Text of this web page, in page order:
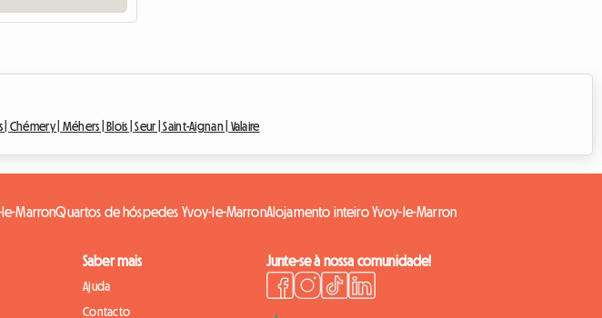
Chémery | Méhers | Blois |Seur |Saint-Aignan | Valaire
MarronQuartos de hóspedes Yvoy-le-MarronAlojamento inteiro Yvoy-le-Marron
Saber mais
Ajuda
Contacto
Junte-se à nossa comunidade!